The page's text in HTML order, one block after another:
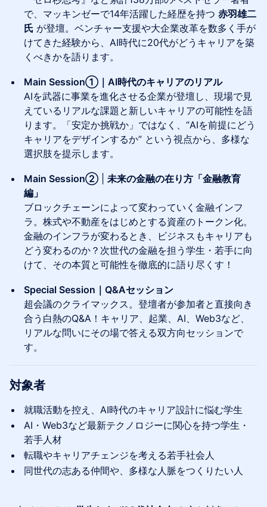
で、マッキンゼーで14年活躍した経歴を持つ 赤羽雄二
氏 が登壇。ベンチャー支援や大企業改革を数多く手が
けてきた経験から、AI時代に20代がどうキャリアを築
くべきかを語ります。
Main Session①｜AI時代のキャリアのリアル
AIを武器に事業を進化させる企業が登壇し、現場で見
えているリアルな課題と新しいキャリアの可能性を語
ります。「安定か挑戦か」ではなく、“AIを前提にどう
キャリアをデザインするか” という視点から、多様な
選択肢を提示します。
Main Session②
未来の金融の在り方「金融教育
編」
ブロックチェーンによって変わっていく金融インフ
ラ。株式や不動産をはじめとする資産のトークン化。
金融のインフラが変わるとき、ビジネスもキャリアも
どう変わるのか？次世代の金融を担う学生・若手に向
けて、その本質と可能性を徹底的に語り尽くす！
Special Session｜Q&Aセッション
超会議のクライマックス。登壇者が参加者と直接向き
合う白熱のQ&A！キャリア、起業、AI、Web3など、
リアルな問いにその場で答える双方向セッションで
す。
対象者
就職活動を控え、AI時代のキャリア設計に悩む学生
AI・Web3など最新テクノロジーに関心を持つ学生・
若手人材
転職やキャリアチェンジを考える若手社会人
同世代の志ある仲間や、多様な人脈をつくりたい人